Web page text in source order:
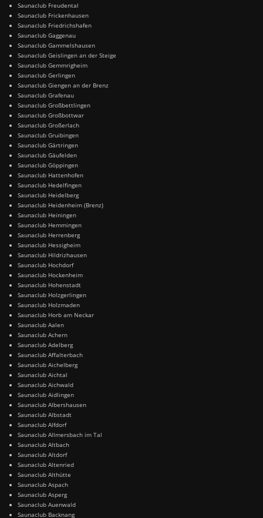
Saunaclub Freudental
Saunaclub Frickenhausen
Saunaclub Friedrichshafen
Saunaclub Gaggenau
Saunaclub Gammelshausen
Saunaclub Geislingen an der Steige
Saunaclub Gemmrigheim
Saunaclub Gerlingen
Saunaclub Giengen an der Brenz
Saunaclub Grafenau
Saunaclub Großbettlingen
Saunaclub Großbottwar
Saunaclub Großerlach
Saunaclub Gruibingen
Saunaclub Gärtringen
Saunaclub Gäufelden
Saunaclub Göppingen
Saunaclub Hattenhofen
Saunaclub Hedelfingen
Saunaclub Heidelberg
Saunaclub Heidenheim (Brenz)
Saunaclub Heiningen
Saunaclub Hemmingen
Saunaclub Herrenberg
Saunaclub Hessigheim
Saunaclub Hildrizhausen
Saunaclub Hochdorf
Saunaclub Hockenheim
Saunaclub Hohenstadt
Saunaclub Holzgerlingen
Saunaclub Holzmaden
Saunaclub Horb am Neckar
Saunaclub Aalen
Saunaclub Achern
Saunaclub Adelberg
Saunaclub Affalterbach
Saunaclub Aichelberg
Saunaclub Aichtal
Saunaclub Aichwald
Saunaclub Aidlingen
Saunaclub Albershausen
Saunaclub Albstadt
Saunaclub Alfdorf
Saunaclub Allmersbach im Tal
Saunaclub Altbach
Saunaclub Altdorf
Saunaclub Altenried
Saunaclub Althütte
Saunaclub Aspach
Saunaclub Asperg
Saunaclub Auenwald
Saunaclub Backnang